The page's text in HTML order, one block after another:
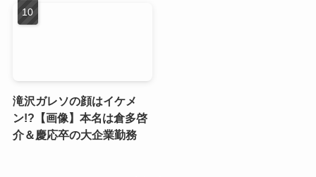
滝沢ガレソの顔はイケメ
ン!?【画像】本名は倉多啓
介＆慶応卒の大企業勤務